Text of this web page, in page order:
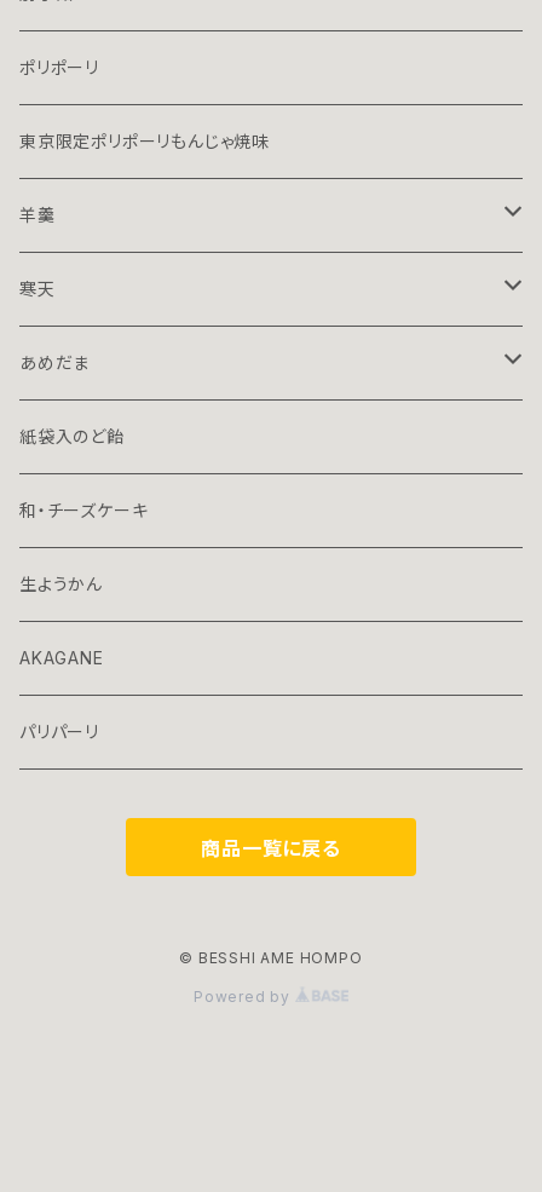
ポリポーリ
東京限定ポリポーリもんじゃ焼味
羊羹
１５０ｇハーフ
７０ｇミニ
プレミアム
寒天
１５０ｇハーフ
７０ｇミニ
あめだま
１３０ｇ立袋
７０ｇ容器入
70ｇ箱入
紙袋入のど飴
和・チーズケーキ
生ようかん
AKAGANE
パリパーリ
商品一覧に戻る
© BESSHI AME HOMPO
Powered by